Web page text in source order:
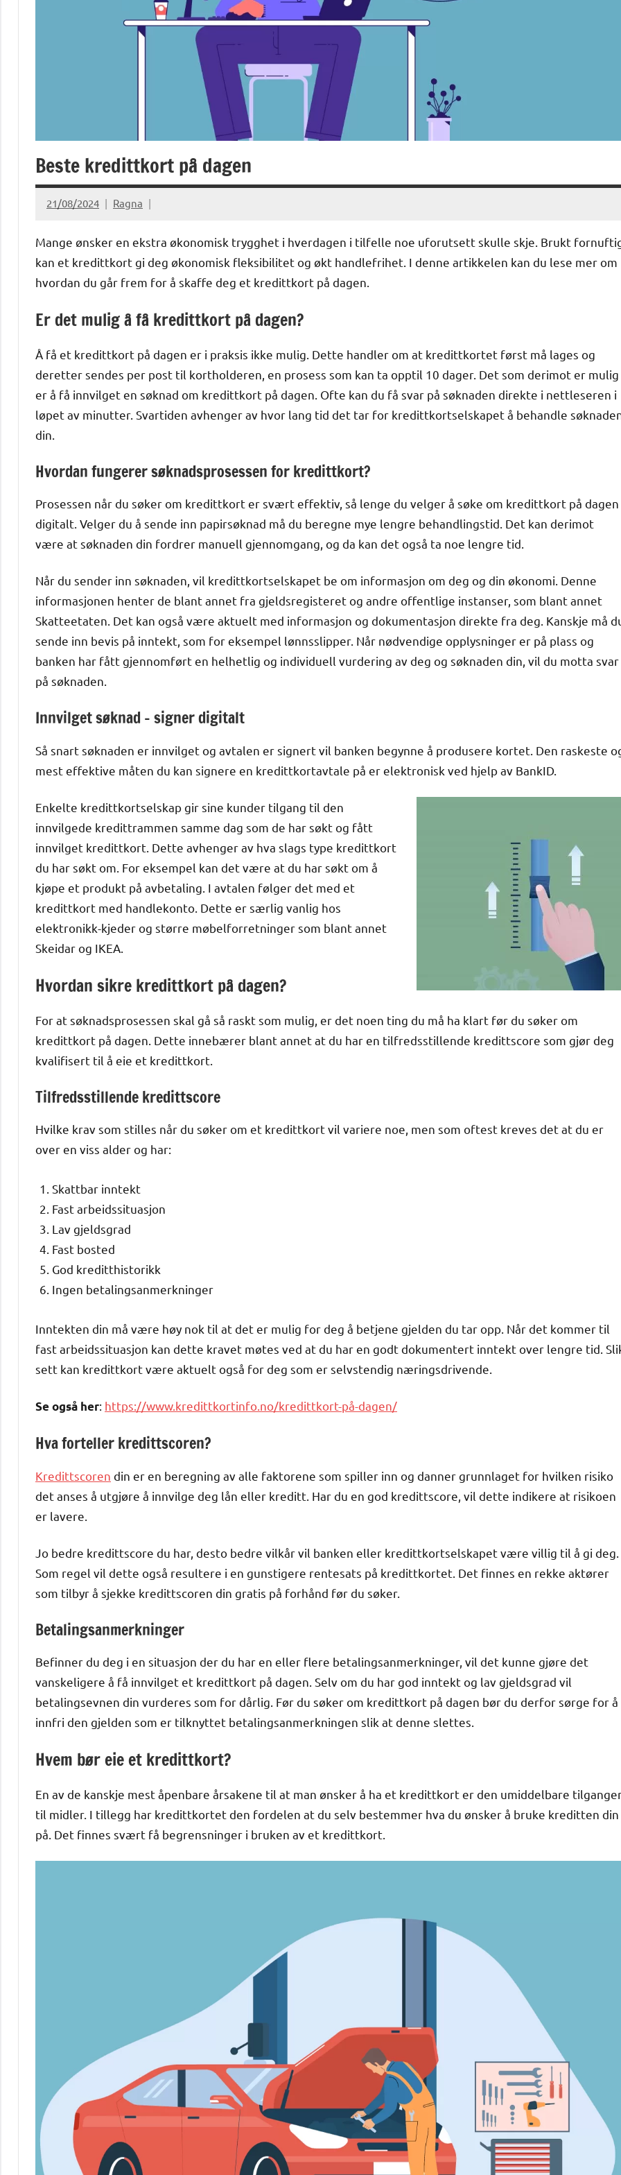
Beste kredittkort på dagen
21/08/2024 Ragna
Mange ønsker en ekstra økonomisk trygghet i hverdagen i tilfelle noe uforutsett skulle skje. Brukt
kan et kredittkort gi deg økonomisk fleksibilitet og økt handlefrihet. I denne artikkelen kan du lese mer om
hvordan du går frem for å skaffe deg et kredittkort på dagen.
Er det mulig å få kredittkort på dagen?
Å få et kredittkort på dagen er i praksis ikke mulig. Dette handler om at kredittkortet først må lages og
deretter sendes per post til kortholderen, en prosess som kan ta opptil 10 dager. Det som derimot er mulig
er å få innvilget en søknad om kredittkort på dagen. Ofte kan du få svar på søknaden direkte i nettleseren i
løpet av minutter. Svartiden avhenger av hvor lang tid det tar for kredittkortselskapet å behandle
din.
Hvordan fungerer søknadsprosessen for kredittkort?
Prosessen når du søker om kredittkort er svært effektiv, så lenge du velger å søke om kredittkort på dagen
digitalt. Velger du å sende inn papirsøknad må du beregne mye lengre behandlingstid. Det kan derimot
være at søknaden din fordrer manuell gjennomgang, og da kan det også ta noe lengre tid.
Når du sender inn søknaden, vil kredittkortselskapet be om informasjon om deg og din økonomi. Denne
informasjonen henter de blant annet fra gjeldsregisteret og andre offentlige instanser, som blant annet
Skatteetaten. Det kan også være aktuelt med informasjon og dokumentasjon direkte fra deg. Kanskje må
sende inn bevis på inntekt, som for eksempel lønnsslipper. Når nødvendige opplysninger er på plass og
banken har fått gjennomført en helhetlig og individuell vurdering av deg og søknaden din, vil du motta svar
på søknaden.
Innvilget søknad – signer digitalt
Så snart søknaden er innvilget og avtalen er signert vil banken begynne å produsere kortet. Den raskeste
mest effektive måten du kan signere en kredittkortavtale på er elektronisk ved hjelp av BankID.
Enkelte kredittkortselskap gir sine kunder tilgang til den
innvilgede kredittrammen samme dag som de har søkt og fått
innvilget kredittkort. Dette avhenger av hva slags type kredittkort
du har søkt om. For eksempel kan det være at du har søkt om å
kjøpe et produkt på avbetaling. I avtalen følger det med et
kredittkort med handlekonto. Dette er særlig vanlig hos
elektronikk-kjeder og større møbelforretninger som blant annet
Skeidar og IKEA.
Hvordan sikre kredittkort på dagen?
For at søknadsprosessen skal gå så raskt som mulig, er det noen ting du må ha klart før du søker om
kredittkort på dagen. Dette innebærer blant annet at du har en tilfredsstillende kredittscore som gjør deg
kvalifisert til å eie et kredittkort.
Tilfredsstillende kredittscore
Hvilke krav som stilles når du søker om et kredittkort vil variere noe, men som oftest kreves det at du er
over en viss alder og har:
Skattbar inntekt
Fast arbeidssituasjon
Lav gjeldsgrad
Fast bosted
God kreditthistorikk
Ingen betalingsanmerkninger
Inntekten din må være høy nok til at det er mulig for deg å betjene gjelden du tar opp. Når det kommer til
fast arbeidssituasjon kan dette kravet møtes ved at du har en godt dokumentert inntekt over lengre tid.
sett kan kredittkort være aktuelt også for deg som er selvstendig næringsdrivende.
Se også her: https://www.kredittkortinfo.no/kredittkort-på-dagen/
Hva forteller kredittscoren?
Kredittscoren din er en beregning av alle faktorene som spiller inn og danner grunnlaget for hvilken risiko
det anses å utgjøre å innvilge deg lån eller kreditt. Har du en god kredittscore, vil dette indikere at risikoen
er lavere.
Jo bedre kredittscore du har, desto bedre vilkår vil banken eller kredittkortselskapet være villig til å gi deg.
Som regel vil dette også resultere i en gunstigere rentesats på kredittkortet. Det finnes en rekke aktører
som tilbyr å sjekke kredittscoren din gratis på forhånd før du søker.
Betalingsanmerkninger
Befinner du deg i en situasjon der du har en eller flere betalingsanmerkninger, vil det kunne gjøre det
vanskeligere å få innvilget et kredittkort på dagen. Selv om du har god inntekt og lav gjeldsgrad vil
betalingsevnen din vurderes som for dårlig. Før du søker om kredittkort på dagen bør du derfor sørge for å
innfri den gjelden som er tilknyttet betalingsanmerkningen slik at denne slettes.
Hvem bør eie et kredittkort?
En av de kanskje mest åpenbare årsakene til at man ønsker å ha et kredittkort er den umiddelbare
til midler. I tillegg har kredittkortet den fordelen at du selv bestemmer hva du ønsker å bruke kreditten din
på. Det finnes svært få begrensninger i bruken av et kredittkort.